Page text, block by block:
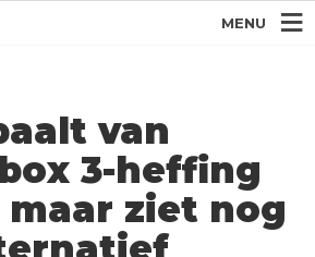
MENU
van
3-heffing
maar ziet nog